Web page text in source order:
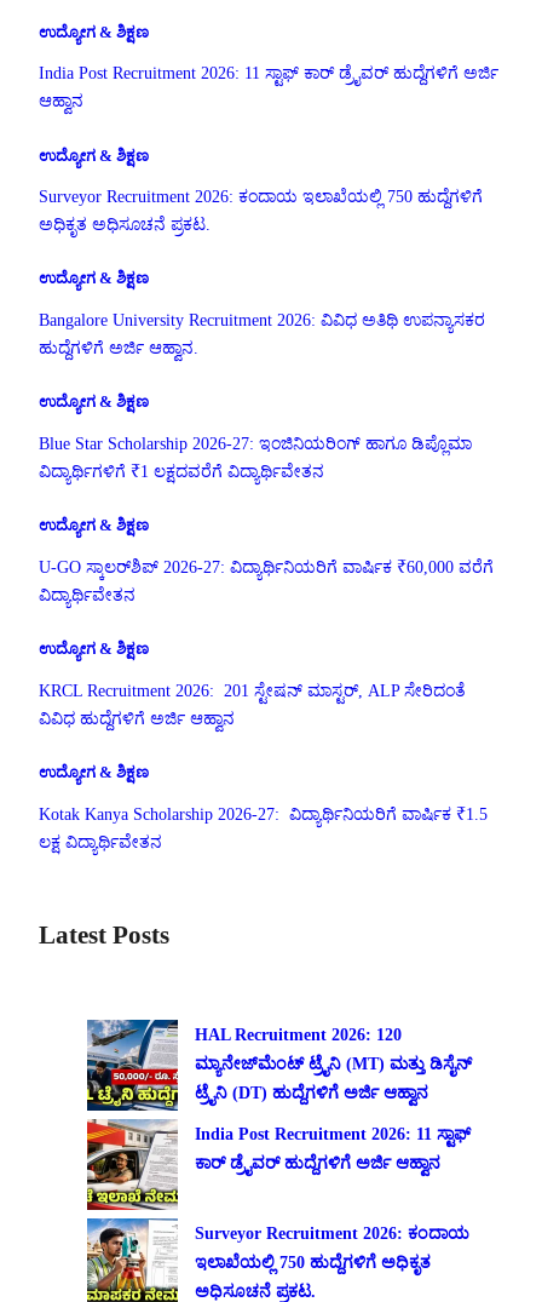
ಉದ್ಯೋಗ & ಶಿಕ್ಷಣ
India Post Recruitment 2026: 11 ಸ್ಟಾಫ್ ಕಾರ್ ಡ್ರೈವರ್ ಹುದ್ದೆಗಳಿಗೆ ಅರ್ಜಿ
ಆಹ್ವಾನ
ಉದ್ಯೋಗ & ಶಿಕ್ಷಣ
Surveyor Recruitment 2026: ಕಂದಾಯ ಇಲಾಖೆಯಲ್ಲಿ 750 ಹುದ್ದೆಗಳಿಗೆ
ಅಧಿಕೃತ ಅಧಿಸೂಚನೆ ಪ್ರಕಟ.
ಉದ್ಯೋಗ & ಶಿಕ್ಷಣ
Bangalore University Recruitment 2026: ವಿವಿಧ ಅತಿಥಿ ಉಪನ್ಯಾಸಕರ
ಹುದ್ದೆಗಳಿಗೆ ಅರ್ಜಿ ಆಹ್ವಾನ.
ಉದ್ಯೋಗ & ಶಿಕ್ಷಣ
Blue Star Scholarship 2026-27: ಇಂಜಿನಿಯರಿಂಗ್ ಹಾಗೂ ಡಿಪ್ಲೊಮಾ
ವಿದ್ಯಾರ್ಥಿಗಳಿಗೆ ₹1 ಲಕ್ಷದವರೆಗೆ ವಿದ್ಯಾರ್ಥಿವೇತನ
ಉದ್ಯೋಗ & ಶಿಕ್ಷಣ
U-GO ಸ್ಕಾಲರ್‌ಶಿಪ್ 2026-27: ವಿದ್ಯಾರ್ಥಿನಿಯರಿಗೆ ವಾರ್ಷಿಕ ₹60,000 ವರೆಗೆ
ವಿದ್ಯಾರ್ಥಿವೇತನ
ಉದ್ಯೋಗ & ಶಿಕ್ಷಣ
KRCL Recruitment 2026: 201 ಸ್ಟೇಷನ್ ಮಾಸ್ಟರ್, ALP ಸೇರಿದಂತೆ
ವಿವಿಧ ಹುದ್ದೆಗಳಿಗೆ ಅರ್ಜಿ ಆಹ್ವಾನ
ಉದ್ಯೋಗ & ಶಿಕ್ಷಣ
Kotak Kanya Scholarship 2026-27: ವಿದ್ಯಾರ್ಥಿನಿಯರಿಗೆ ವಾರ್ಷಿಕ ₹1.5
ಲಕ್ಷ ವಿದ್ಯಾರ್ಥಿವೇತನ
Latest Posts
HAL Recruitment 2026: 120
ಮ್ಯಾನೇಜ್‌ಮೆಂಟ್ ಟ್ರೈನಿ (MT) ಮತ್ತು ಡಿಸೈನ್
ಟ್ರೈನಿ (DT) ಹುದ್ದೆಗಳಿಗೆ ಅರ್ಜಿ ಆಹ್ವಾನ
India Post Recruitment 2026: 11 ಸ್ಟಾಫ್
ಕಾರ್ ಡ್ರೈವರ್ ಹುದ್ದೆಗಳಿಗೆ ಅರ್ಜಿ ಆಹ್ವಾನ
Surveyor Recruitment 2026: ಕಂದಾಯ
ಇಲಾಖೆಯಲ್ಲಿ 750 ಹುದ್ದೆಗಳಿಗೆ ಅಧಿಕೃತ
ಅಧಿಸೂಚನೆ ಪ್ರಕಟ.